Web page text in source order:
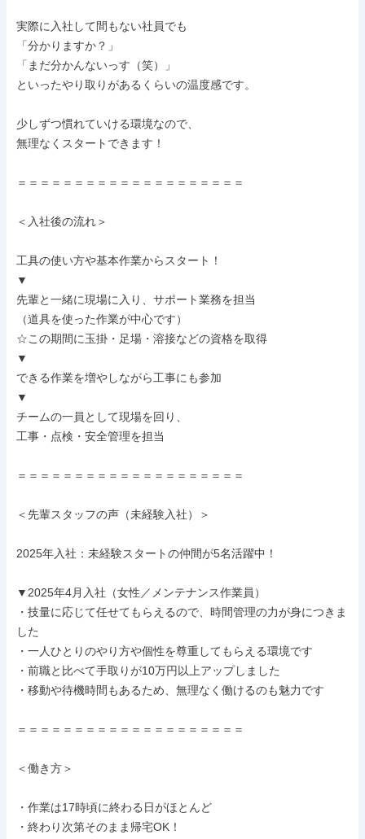
実際に入社して間もない社員でも
「分かりますか？」
「まだ分かんないっす（笑）」
といったやり取りがあるくらいの温度感です。
少しずつ慣れていける環境なので、
無理なくスタートできます！
＝＝＝＝＝＝＝＝＝＝＝＝＝＝＝＝＝＝＝＝
＜入社後の流れ＞
工具の使い方や基本作業からスタート！
▼
先輩と一緒に現場に入り、サポート業務を担当
（道具を使った作業が中心です）
☆この期間に玉掛・足場・溶接などの資格を取得
▼
できる作業を増やしながら工事にも参加
▼
チームの一員として現場を回り、
工事・点検・安全管理を担当
＝＝＝＝＝＝＝＝＝＝＝＝＝＝＝＝＝＝＝＝
＜先輩スタッフの声（未経験入社）＞
2025年入社：未経験スタートの仲間が5名活躍中！
▼2025年4月入社（女性／メンテナンス作業員）
・技量に応じて任せてもらえるので、時間管理の力が身につきま
した
・一人ひとりのやり方や個性を尊重してもらえる環境です
・前職と比べて手取りが10万円以上アップしました
・移動や待機時間もあるため、無理なく働けるのも魅力です
＝＝＝＝＝＝＝＝＝＝＝＝＝＝＝＝＝＝＝＝
＜働き方＞
・作業は17時頃に終わる日がほとんど
・終わり次第そのまま帰宅OK！